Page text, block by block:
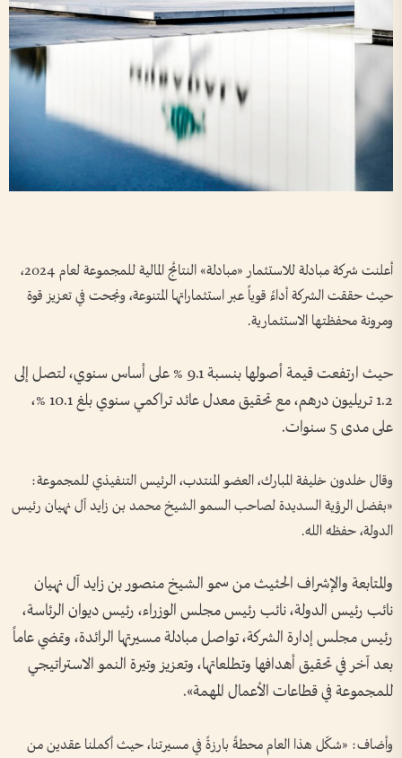
أعلنت شركة مبادلة للاستثمار «مبادلة» النتائج المالية للمجموعة لعام 2024،
حيث حققت الشركة أداءً قوياً عبر استثماراتها المتنوعة، ونجحت في تعزيز قوة
ومرونة محفظتها الاستثمارية.
حيث ارتفعت قيمة أصولها بنسبة 9.1 % على أساس سنوي، لتصل إلى
1.2 تريليون درهم، مع تحقيق معدل عائد تراكمي سنوي بلغ 10.1 %،
على مدى 5 سنوات.
وقال خلدون خليفة المبارك، العضو المنتدب، الرئيس التنفيذي للمجموعة:
«بفضل الرؤية السديدة لصاحب السمو الشيخ محمد بن زايد آل نهيان رئيس
الدولة، حفظه الله.
والمتابعة والإشراف الحثيث من سمو الشيخ منصور بن زايد آل نهيان
نائب رئيس الدولة، نائب رئيس مجلس الوزراء، رئيس ديوان الرئاسة،
رئيس مجلس إدارة الشركة، تواصل مبادلة مسيرتها الرائدة، وتمضي عاماً
بعد آخر في تحقيق أهدافها وتطلعاتها، وتعزيز وتيرة النمو الاستراتيجي
للمجموعة في قطاعات الأعمال المهمة».
وأضاف: «شكّل هذا العام محطةً بارزةً في مسيرتنا، حيث أكملنا عقدين من